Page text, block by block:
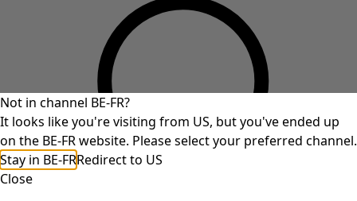
Not in channel BE-FR?
It looks like you're visiting from US, but you've ended up
on the BE-FR website. Please select your preferred channel.
Stay in BE-FRRedirect to US
Close